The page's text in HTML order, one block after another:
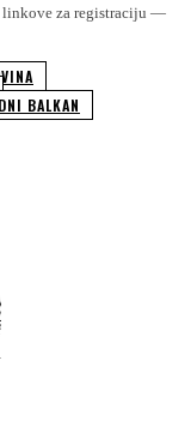
za registraciju —
BALKAN